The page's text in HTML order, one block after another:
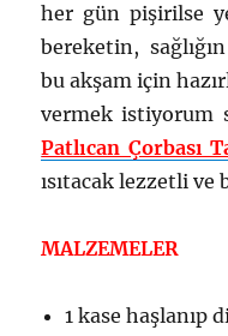
her gün pişirilse
bereketin,
bu akşam için
vermek istiyorum
Patlıcan Çorbası
ısıtacak lezzetli
MALZEMELER
1 kase haşlanıp